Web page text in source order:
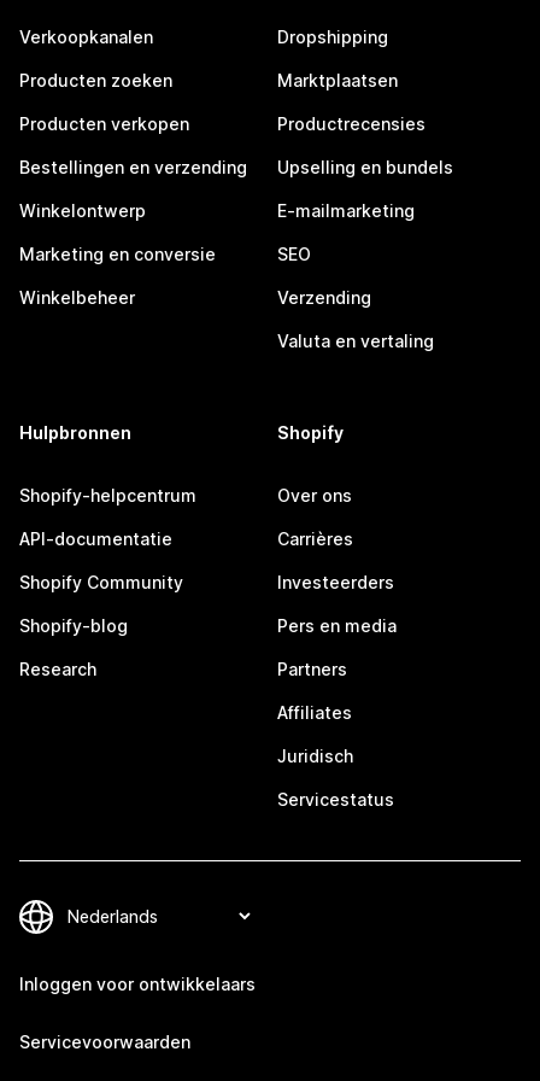
Verkoopkanalen
Producten zoeken
Producten verkopen
Bestellingen en verzending
Winkelontwerp
Marketing en conversie
Winkelbeheer
Dropshipping
Marktplaatsen
Productrecensies
Upselling en bundels
E-mailmarketing
SEO
Verzending
Valuta en vertaling
Hulpbronnen
Shopify-helpcentrum
API-documentatie
Shopify Community
Shopify-blog
Research
Shopify
Over ons
Carrières
Investeerders
Pers en media
Partners
Affiliates
Juridisch
Servicestatus
Inloggen voor ontwikkelaars
Servicevoorwaarden